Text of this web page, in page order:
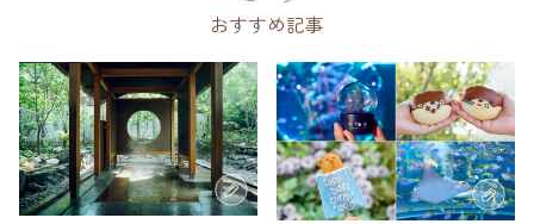
おすすめ記事